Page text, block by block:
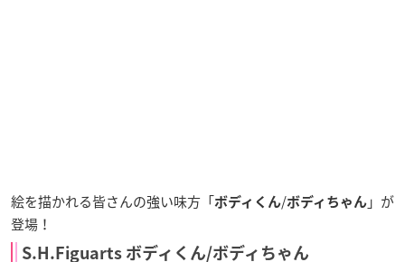
絵を描かれる皆さんの強い味方「ボディくん/ボディちゃん 」が
登場！
S.H.Figuarts ボディくん/ボディちゃん